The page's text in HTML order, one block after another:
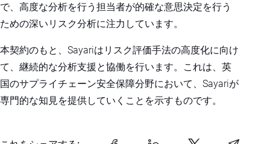
で、高度な分析を行う担当者が的確な意思決定を行う
ための深いリスク分析に注力しています。
本契約のもと、Sayariはリスク評価手法の高度化に向け
て、継続的な分析支援と協働を行います。これは、英
国のサプライチェーン安全保障分野において、Sayariが
専門的な知見を提供していくことを示すものです。